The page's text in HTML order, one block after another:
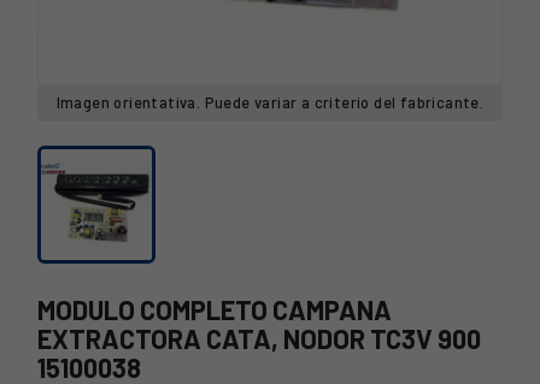
Imagen orientativa. Puede variar a criterio del fabricante.
MODULO COMPLETO CAMPANA
EXTRACTORA CATA, NODOR TC3V 900
15100038